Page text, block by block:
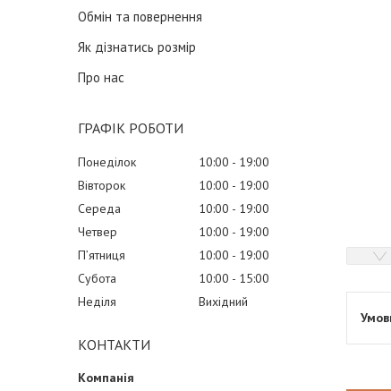
Обмін та повернення
Як дізнатись розмір
Про нас
ГРАФІК РОБОТИ
Понеділок 10:00
19:00
Вівторок
10:00
19:00
Середа
10:00
19:00
Четвер
10:00
19:00
Пʼятниця
10:00
19:00
Субота
10:00
15:00
Неділя
Вихідний
КОНТАКТИ